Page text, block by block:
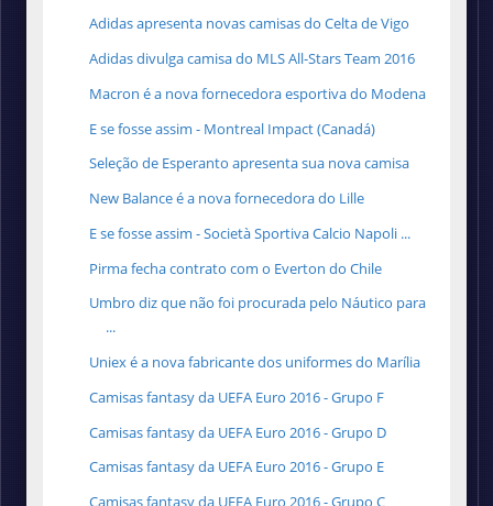
Adidas apresenta novas camisas do Celta de Vigo
Adidas divulga camisa do MLS All-Stars Team 2016
Macron é a nova fornecedora esportiva do Modena
E se fosse assim - Montreal Impact (Canadá)
Seleção de Esperanto apresenta sua nova camisa
New Balance é a nova fornecedora do Lille
E se fosse assim - Società Sportiva Calcio Napoli ...
Pirma fecha contrato com o Everton do Chile
Umbro diz que não foi procurada pelo Náutico para
...
Uniex é a nova fabricante dos uniformes do Marília
Camisas fantasy da UEFA Euro 2016 - Grupo F
Camisas fantasy da UEFA Euro 2016 - Grupo D
Camisas fantasy da UEFA Euro 2016 - Grupo E
Camisas fantasy da UEFA Euro 2016 - Grupo C